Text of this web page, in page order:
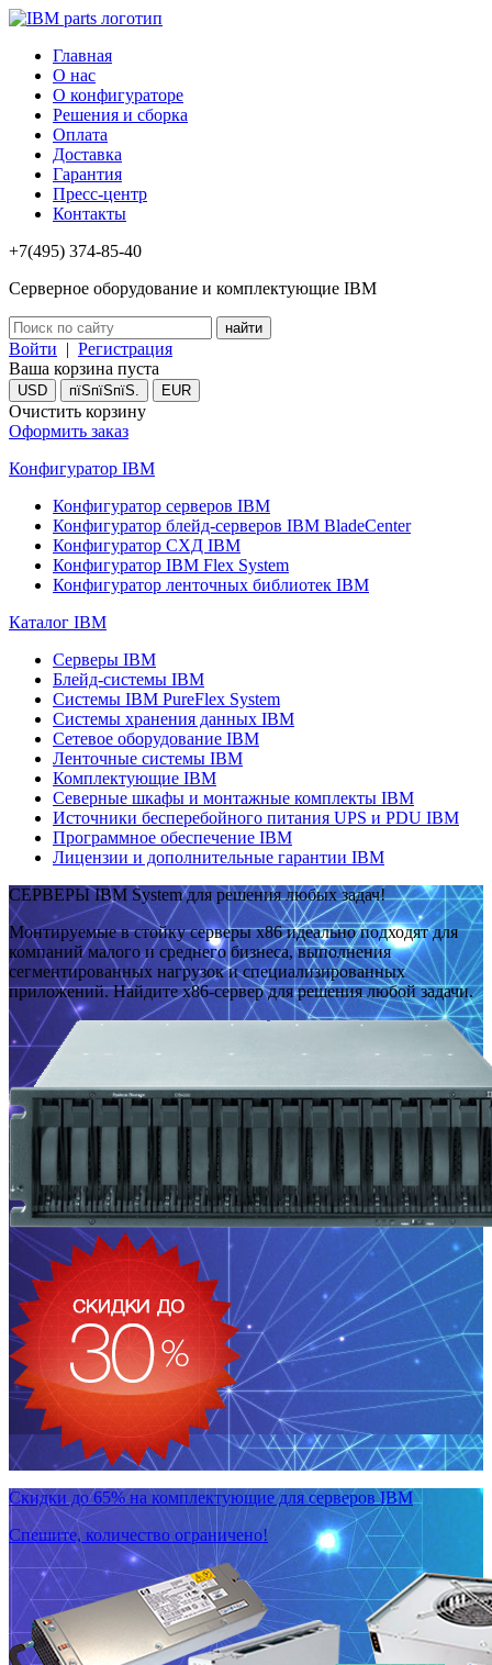
Главная
О нас
О конфигураторе
Решения и сборка
Оплата
Доставка
Гарантия
Пресс-центр
Контакты
+7(495) 374-85-40
Серверное оборудование и комплектующие IBM
Войти | Регистрация
Ваша корзина пуста
USD пїЅпїЅпїЅ. EUR
Очистить корзину
Оформить заказ
Конфигуратор IBM
Конфигуратор серверов IBM
Конфигуратор блейд-серверов IBM BladeCenter
Конфигуратор СХД IBM
Конфигуратор IBM Flex System
Конфигуратор ленточных библиотек IBM
Каталог IBM
Серверы IBM
Блейд-системы IBM
Системы IBM PureFlex System
Системы хранения данных IBM
Сетевое оборудование IBM
Ленточные системы IBM
Комплектующие IBM
Северные шкафы и монтажные комплекты IBM
Источники бесперебойного питания UPS и PDU IBM
Программное обеспечение IBM
Лицензии и дополнительные гарантии IBM
СЕРВЕРЫ IBM System для решения любых задач!
Монтируемые в стойку серверы x86 идеально подходят для
компаний малого и среднего бизнеса, выполнения
сегментированных нагрузок и специализированных
приложений. Найдите x86-сервер для решения любой задачи.
Скидки до 65% на комплектующие для серверов IBM
Спешите, количество ограничено!